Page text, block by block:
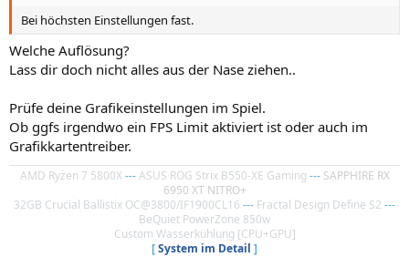
Bei höchsten Einstellungen fast.
Welche Auflösung?
Lass dir doch nicht alles aus der Nase ziehen..
Prüfe deine Grafikeinstellungen im Spiel.
Ob ggfs irgendwo ein FPS Limit aktiviert ist oder auch im
Grafikkartentreiber.
AMD Ryzen 7 5800X --- ASUS ROG Strix B550-XE Gaming --- SAPPHIRE RX
6950 XT NITRO+
32GB Crucial Ballistix OC@3800/IF1900CL16 --- Fractal Design Define S2 ---
BeQuiet PowerZone 850w
Custom Wasserkühlung [CPU+GPU]
[System im Detail ]